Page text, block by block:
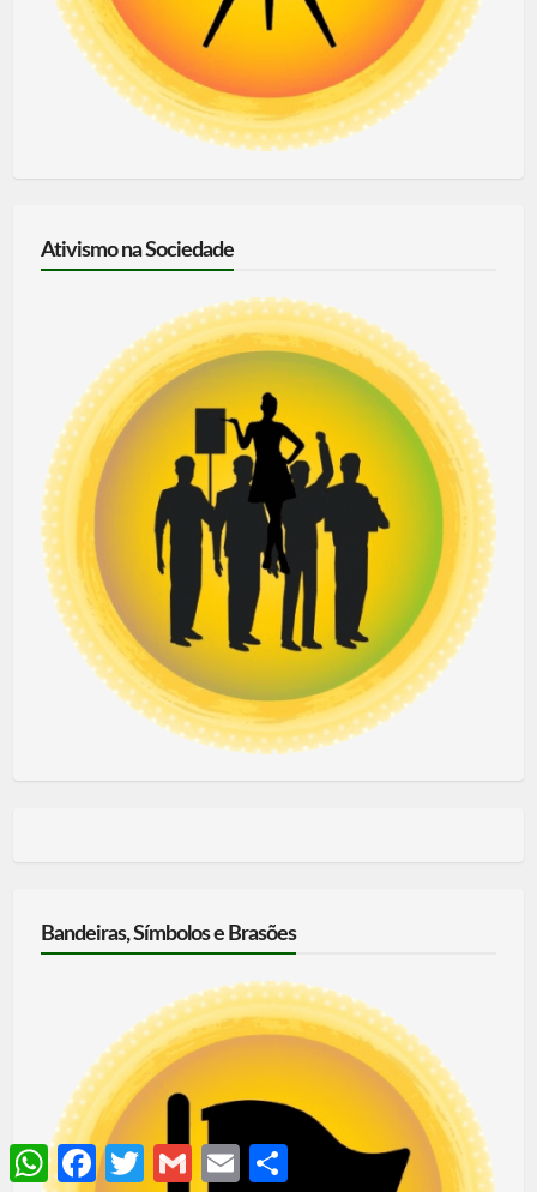
Ativismo na Sociedade
Bandeiras, Símbolos e Brasões
WhatsAppFacebookTwitter Gmail Email